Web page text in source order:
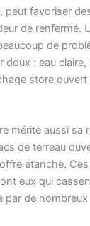
peut favoriser
de renfermé.
de
doux : eau
store ouvert
mérite aussi sa
de terreau
étanche.
eux qui
par de